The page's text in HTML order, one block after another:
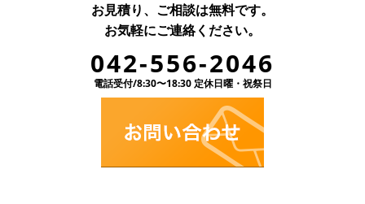
お見積り、ご相談は無料です。
お気軽にご連絡ください。
042-556-2046
電話受付/8:30〜18:30 定休日曜・祝祭日